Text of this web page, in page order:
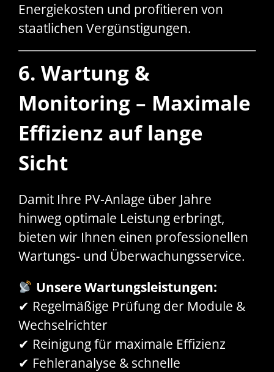
Energiekosten und profitieren von
staatlichen Vergünstigungen.
6. Wartung &
Monitoring – Maximale
Effizienz auf lange
Sicht
Damit Ihre PV-Anlage über Jahre
hinweg optimale Leistung erbringt,
bieten wir Ihnen einen professionellen
Wartungs- und Überwachungsservice.
Unsere Wartungsleistungen:
✔ Regelmäßige Prüfung der Module &
Wechselrichter
✔ Reinigung für maximale Effizienz
✔ Fehleranalyse & schnelle